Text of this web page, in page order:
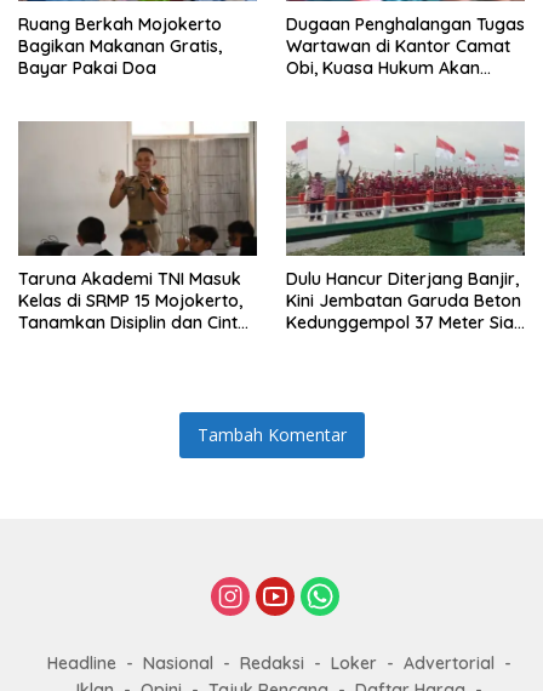
Ruang Berkah Mojokerto
Bagikan Makanan Gratis,
Bayar Pakai Doa
Dugaan Penghalangan Tugas
Wartawan di Kantor Camat
Obi, Kuasa Hukum Akan
Taruna Akademi TNI Masuk
Kelas di SRMP 15 Mojokerto,
Tanamkan Disiplin dan Cinta
Dulu Hancur Diterjang Banjir,
Kini Jembatan Garuda Beton
Kedunggempol 37 Meter Siap
Tambah Komentar
Headline Nasional Redaksi Loker
Advertorial